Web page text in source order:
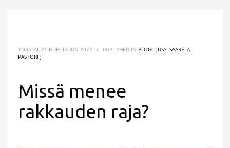
TORSTAI, 21 HUHTIKUUN 2022 / PUBLISHED IN BLOGI: JUSSI SAARELA
PASTORI J
Missä menee
rakkauden raja?